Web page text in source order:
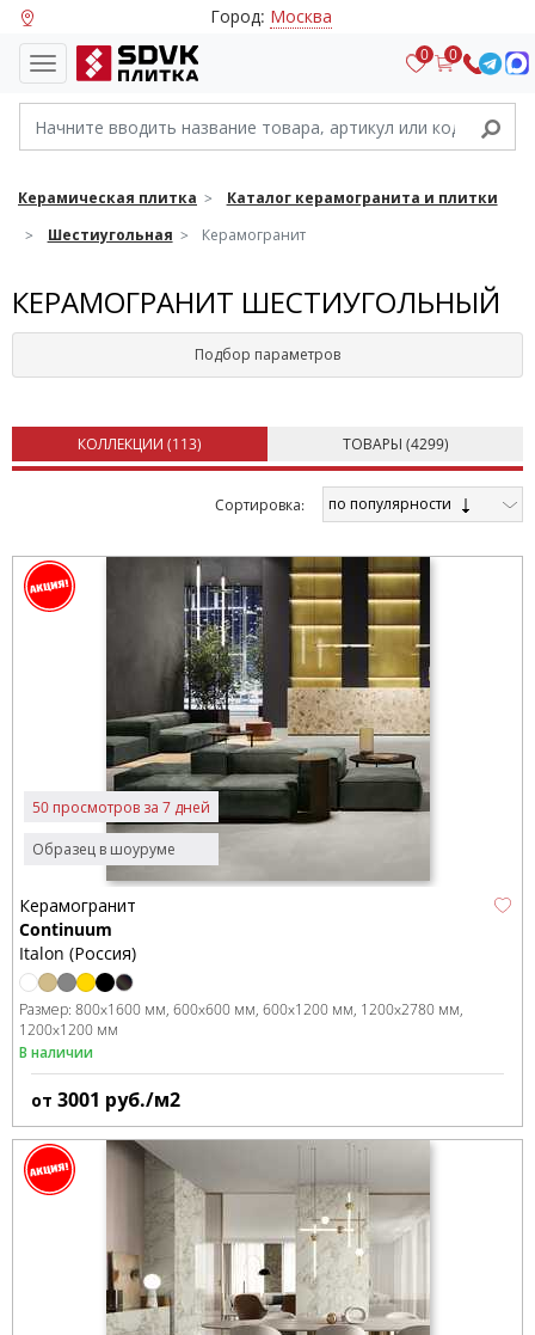
Город: Москва
0 0
Керамическая плитка
Каталог керамогранита и плитки
Шестиугольная
Керамогранит
КЕРАМОГРАНИТ ШЕСТИУГОЛЬНЫЙ
Подбор параметров
КОЛЛЕКЦИИ (113) ТОВАРЫ (4299)
Cортировка: по популярности
Образец в шоуруме
50 просмотров за 7 дней
Керамогранит
Continuum
Italon (Россия)
Размер: 800x1600 мм 600x600 мм 600x1200 мм 1200x2780 мм
1200x1200 мм
В наличии
от 3001 руб./м2